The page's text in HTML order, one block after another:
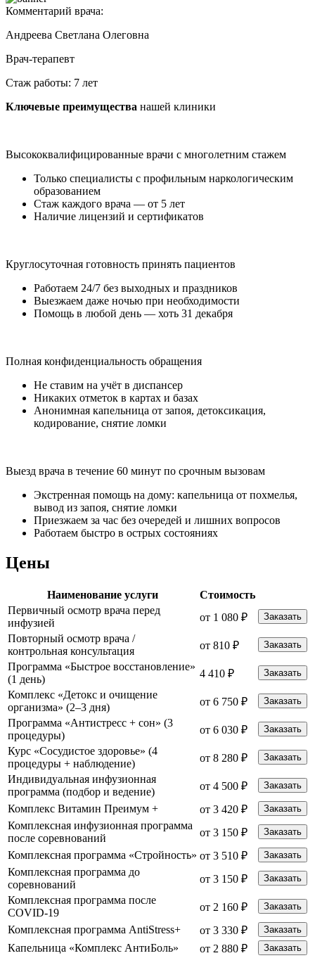
Комментарий врача:
Андреева Светлана Олеговна
Врач-терапевт
Стаж работы: 7 лет
Ключевые преимущества нашей клиники
Высококвалифицированные врачи с многолетним стажем
Только специалисты с профильным наркологическим
образованием
Стаж каждого врача — от 5 лет
Наличие лицензий и сертификатов
Круглосуточная готовность принять пациентов
Работаем 24/7 без выходных и праздников
Выезжаем даже ночью при необходимости
Помощь в любой день — хоть 31 декабря
Полная конфиденциальность обращения
Не ставим на учёт в диспансер
Никаких отметок в картах и базах
Анонимная капельница от запоя, детоксикация,
кодирование, снятие ломки
Выезд врача в течение 60 минут по срочным вызовам
Экстренная помощь на дому: капельница от похмелья,
вывод из запоя, снятие ломки
Приезжаем за час без очередей и лишних вопросов
Работаем быстро в острых состояниях
Цены
Наименование услуги
Стоимость
Первичный осмотр врача перед
инфузией
от 1 080 ₽ Заказать
Повторный осмотр врача /
контрольная консультация
от 810 ₽ Заказать
Программа «Быстрое восстановление»
(1 день)
4 410 ₽ Заказать
Комплекс «Детокс и очищение
организма» (2–3 дня)
от 6 750 ₽ Заказать
Программа «Антистресс + сон» (3
процедуры)
от 6 030 ₽ Заказать
Курс «Сосудистое здоровье» (4
процедуры + наблюдение)
от 8 280 ₽ Заказать
Индивидуальная инфузионная
программа (подбор и ведение)
от 4 500 ₽ Заказать
Комплекс Витамин Преимум + от 3 420 ₽ Заказать
Комплексная инфузионная программа
после соревнований
от 3 150 ₽ Заказать
Комплексная программа «Стройность» от 3 510 ₽ Заказать
Комплексная программа до
соревнований
от 3 150 ₽ Заказать
Комплексная программа после
COVID-19
от 2 160 ₽ Заказать
Комплексная программа AntiStress+ от 3 330 ₽ Заказать
Капельница «Комплекс АнтиБоль» от 2 880 ₽ Заказать